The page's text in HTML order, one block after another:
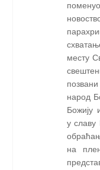
месту
народ
Божију
у славу
на